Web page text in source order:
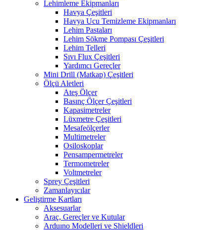
Lehimleme Ekipmanları
Havya Çeşitleri
Havya Ucu Temizleme Ekipmanları
Lehim Pastaları
Lehim Sökme Pompası Çeşitleri
Lehim Telleri
Sıvı Flux Çeşitleri
Yardımcı Gereçler
Mini Drill (Matkap) Çeşitleri
Ölçü Aletleri
Ateş Ölçer
Basınç Ölçer Çeşitleri
Kapasimetreler
Lüxmetre Çeşitleri
Mesafeölçerler
Multimetreler
Osiloskoplar
Pensampermetreler
Termometreler
Voltmetreler
Sprey Çeşitleri
Zamanlayıcılar
Geliştirme Kartları
Aksesuarlar
Araç, Gereçler ve Kutular
Arduıno Modelleri ve Shieldleri